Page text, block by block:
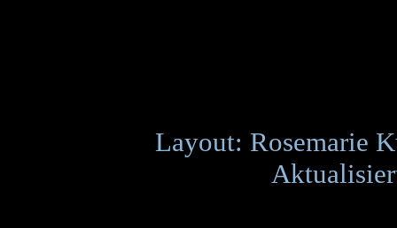
Layout: Rosemarie